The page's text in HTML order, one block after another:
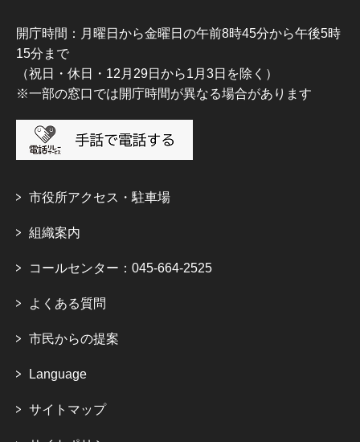
開庁時間：月曜日から金曜日の午前8時45分から午後5時
15分まで
（祝日・休日・12月29日から1月3日を除く）
※一部の窓口では開庁時間が異なる場合があります
市役所アクセス・駐車場
組織案内
コールセンター：045-664-2525
よくある質問
市民からの提案
Language
サイトマップ